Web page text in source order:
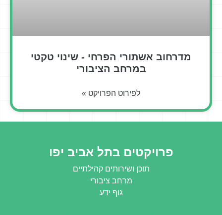
מדרחוב אשתורי הפרחי - שינוי טקטי
במרחב הציבורי
לפירוט הפרויקט »
פרויקטים בתל אביב יפו
תוכן ושירותים קהילתיים
מרחב ציבורי
גוף ידע